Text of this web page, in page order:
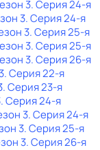
3. Серия 24-я
3. Серия 24-я
3. Серия 25-я
3. Серия 25-я
3. Серия 26-я
. Серия 22-я
. Серия 23-я
. Серия 24-я
3. Серия 24-я
3. Серия 25-я
3. Серия 26-я